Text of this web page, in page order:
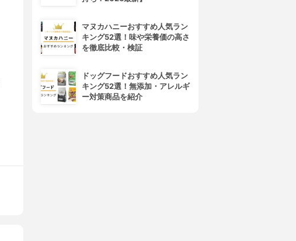
マヌカハニーおすすめ人気ラン
キング52選！味や栄養価の高さ
を徹底比較・検証
ドッグフードおすすめ人気ラン
キング52選！無添加・アレルギ
ー対策商品を紹介